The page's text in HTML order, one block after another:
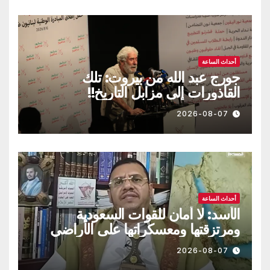
أحداث الساعة
جورج عبد الله من بيروت: تلك
القاذورات إلى مزابل التاريخ!!
2026-08-07
أحداث الساعة
الأسد: لا أمان للقوات السعودية
ومرتزقتها ومعسكراتها على الأراضي
اليمنية
2026-08-07